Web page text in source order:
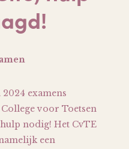
examens
College voor Toetsen
nodig! Het CvTE
een